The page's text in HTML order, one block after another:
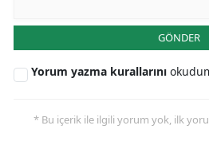
GÖNDER
Yorum yazma kurallarını
* Bu içerik ile ilgili yorum yok, ilk